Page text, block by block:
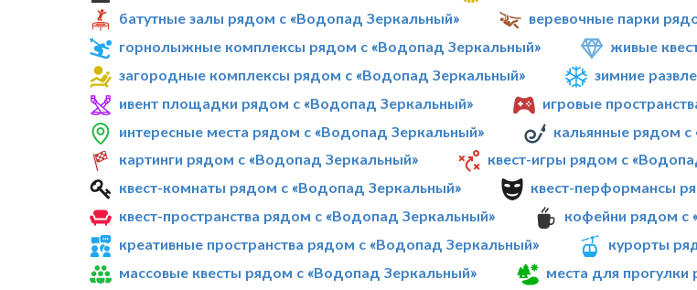
батутные залы рядом с «Водопад Зеркальный»
веревочные парки
горнолыжные комплексы рядом с «Водопад Зеркальный»
живые
загородные комплексы рядом с «Водопад Зеркальный»
зимние
ивент площадки рядом с «Водопад Зеркальный»
игровые
интересные места рядом с «Водопад Зеркальный»
кальянные рядом
картинги рядом с «Водопад Зеркальный»
квест-игры рядом с
квест-комнаты рядом с «Водопад Зеркальный»
квест-перформансы
квест-пространства рядом с «Водопад Зеркальный»
кофейни рядом с
креативные пространства рядом с «Водопад Зеркальный»
курорты
массовые квесты рядом с «Водопад Зеркальный»
места для